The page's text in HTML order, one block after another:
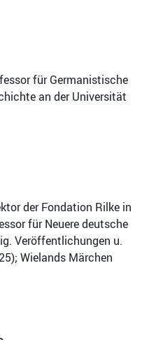
für Germanistische
an der Universität
der Fondation Rilke in
für Neuere deutsche
Veröffentlichungen u.
Wielands Märchen